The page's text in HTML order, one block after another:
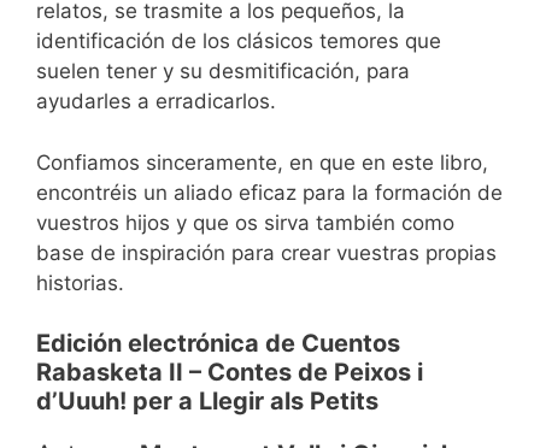
relatos, se trasmite a los pequeños, la
identificación de los clásicos temores que
suelen tener y su desmitificación, para
ayudarles a erradicarlos.
Confiamos sinceramente, en que en este libro,
encontréis un aliado eficaz para la formación de
vuestros hijos y que os sirva también como
base de inspiración para crear vuestras propias
historias.
Edición electrónica de Cuentos
Rabasketa II – Contes de Peixos i
d’Uuuh! per a Llegir als Petits